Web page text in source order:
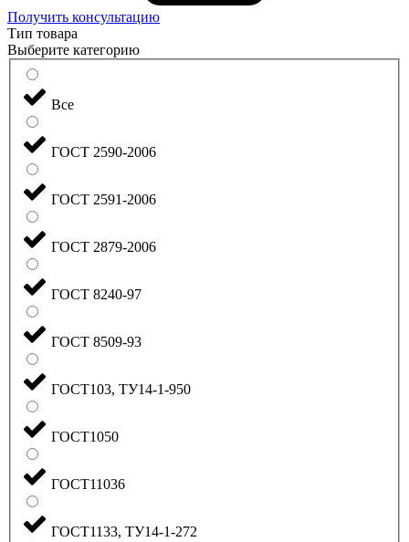
Получить консультацию
Тип товара
Выберите категорию
Все
ГОСТ 2590-2006
ГОСТ 2591-2006
ГОСТ 2879-2006
ГОСТ 8240-97
ГОСТ 8509-93
ГОСТ103, ТУ14-1-950
ГОСТ1050
ГОСТ11036
ГОСТ1133, ТУ14-1-272